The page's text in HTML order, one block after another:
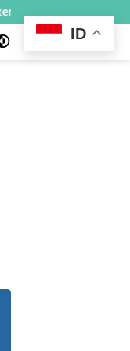
satu arah selama
ID